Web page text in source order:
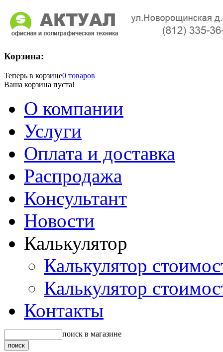
Корзина:
Теперь в корзине0 товаров
Ваша корзина пуста!
О компании
Услуги
Оплата и доставка
Распродажа
Консультант
Новости
Калькулятор
Калькулятор
Калькулятор
Контакты
поиск в магазине